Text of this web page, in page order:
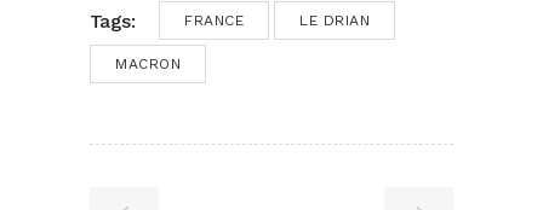
Tags: FRANCE LE DRIAN
MACRON